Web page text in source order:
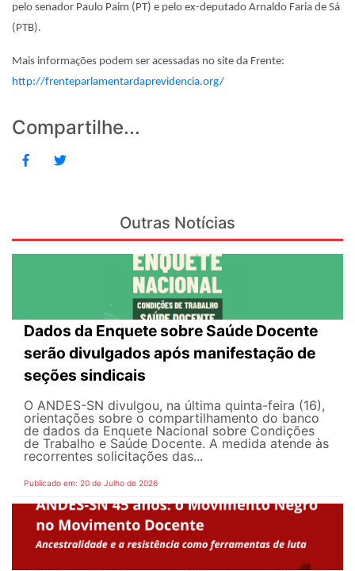
pelo senador Paulo Paim (PT) e pelo ex-deputado Arnaldo Faria de Sá
(PTB).
Mais informações podem ser acessadas no site da Frente:
http://frenteparlamentardaprevidencia.org/
Compartilhe...
Outras Notícias
Dados da Enquete sobre Saúde Docente
serão divulgados após manifestação de
seções sindicais
O ANDES-SN divulgou, na última quinta-feira (16),
orientações sobre o compartilhamento do banco
de dados da Enquete Nacional sobre Condições
de Trabalho e Saúde Docente. A medida atende às
recorrentes solicitações das...
Publicado em: 20 de Julho de 2026